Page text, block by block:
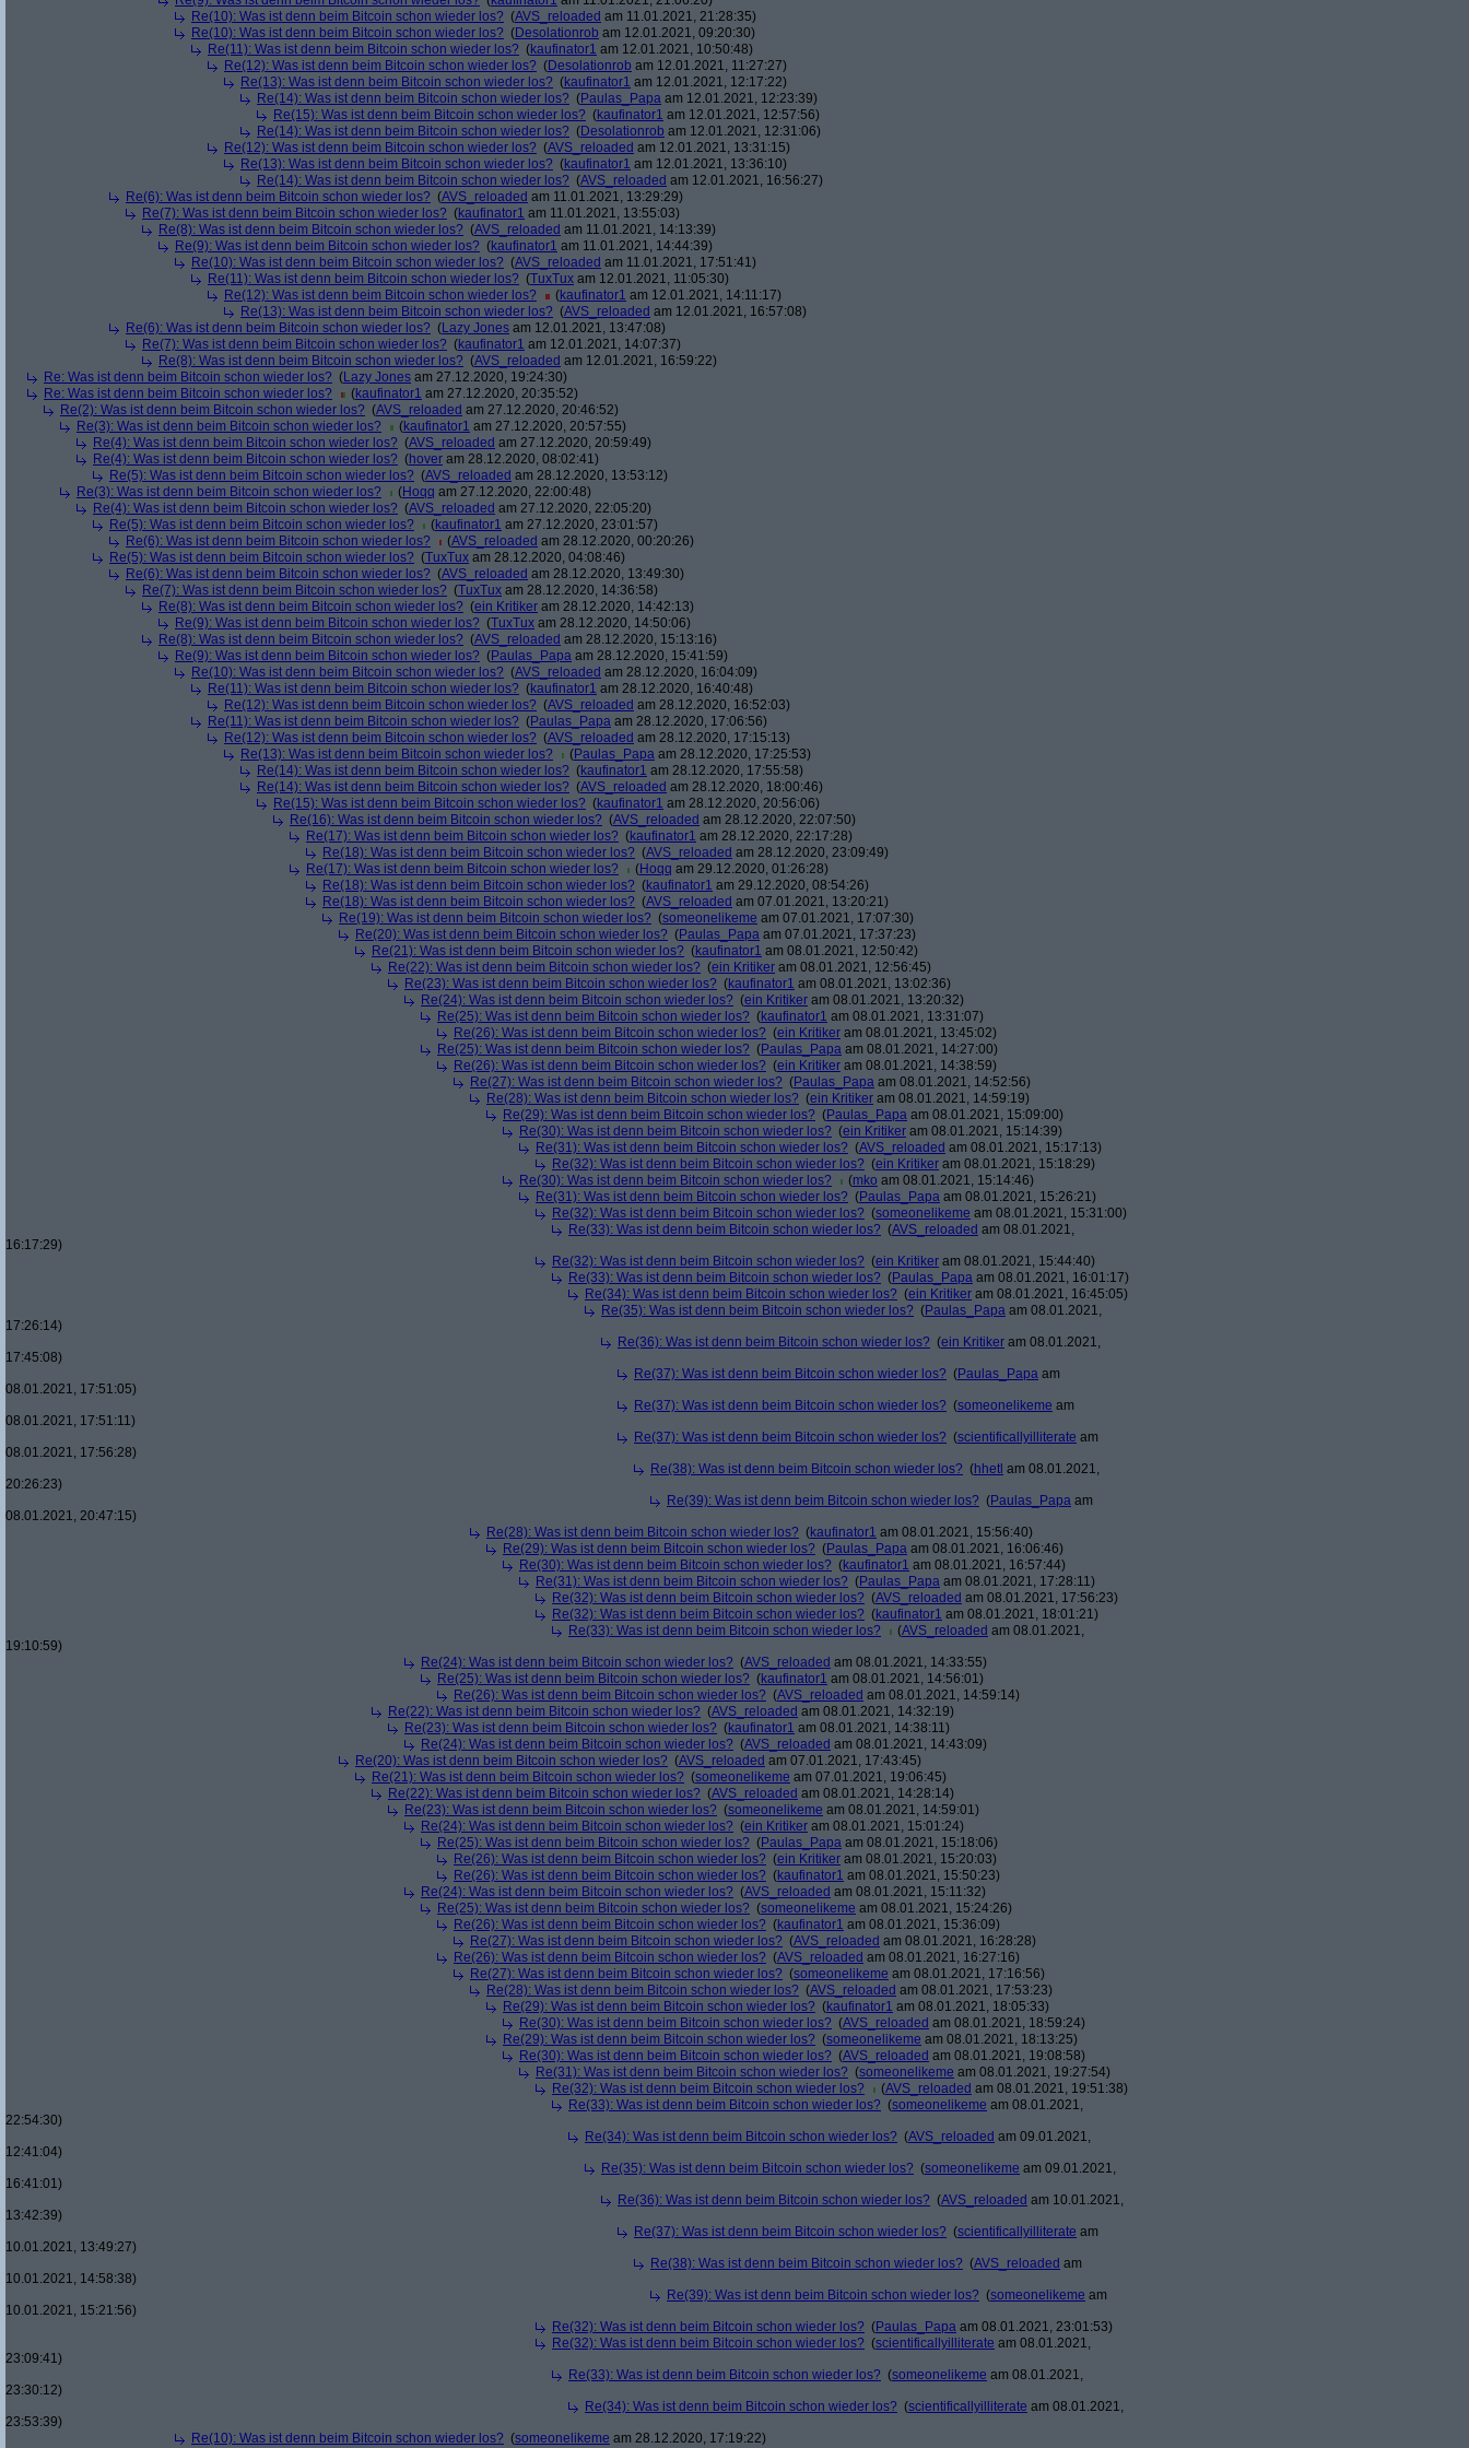
Re(10): Was ist denn beim Bitcoin schon wieder los? (AVS_reloaded am 11.01.2021, 21:28:35)
Re(10): Was ist denn beim Bitcoin schon wieder los? (Desolationrob am 12.01.2021, 09:20:30)
Re(11): Was ist denn beim Bitcoin schon wieder los? (kaufinator1 am 12.01.2021, 10:50:48)
Re(12): Was ist denn beim Bitcoin schon wieder los? (Desolationrob am 12.01.2021, 11:27:27)
Re(13): Was ist denn beim Bitcoin schon wieder los? (kaufinator1 am 12.01.2021, 12:17:22)
Re(14): Was ist denn beim Bitcoin schon wieder los? (Paulas_Papa am 12.01.2021, 12:23:39)
Re(15): Was ist denn beim Bitcoin schon wieder los? (kaufinator1 am 12.01.2021, 12:57:56)
Re(14): Was ist denn beim Bitcoin schon wieder los? (Desolationrob am 12.01.2021, 12:31:06)
Re(12): Was ist denn beim Bitcoin schon wieder los? (AVS_reloaded am 12.01.2021, 13:31:15)
Re(13): Was ist denn beim Bitcoin schon wieder los? (kaufinator1 am 12.01.2021, 13:36:10)
Re(14): Was ist denn beim Bitcoin schon wieder los? (AVS_reloaded am 12.01.2021, 16:56:27)
Re(6): Was ist denn beim Bitcoin schon wieder los? (AVS_reloaded am 11.01.2021, 13:29:29)
Re(7): Was ist denn beim Bitcoin schon wieder los? (kaufinator1 am 11.01.2021, 13:55:03)
Re(8): Was ist denn beim Bitcoin schon wieder los? (AVS_reloaded am 11.01.2021, 14:13:39)
Re(9): Was ist denn beim Bitcoin schon wieder los? (kaufinator1 am 11.01.2021, 14:44:39)
Re(10): Was ist denn beim Bitcoin schon wieder los? (AVS_reloaded am 11.01.2021, 17:51:41)
Re(11): Was ist denn beim Bitcoin schon wieder los? (TuxTux am 12.01.2021, 11:05:30)
Re(12): Was ist denn beim Bitcoin schon wieder los?
(kaufinator1 am 12.01.2021, 14:11:17)
Re(13): Was ist denn beim Bitcoin schon wieder los? (AVS_reloaded am 12.01.2021, 16:57:08)
Re(6): Was ist denn beim Bitcoin schon wieder los? (Lazy Jones am 12.01.2021, 13:47:08)
Re(7): Was ist denn beim Bitcoin schon wieder los? (kaufinator1 am 12.01.2021, 14:07:37)
Re(8): Was ist denn beim Bitcoin schon wieder los? (AVS_reloaded am 12.01.2021, 16:59:22)
Re: Was ist denn beim Bitcoin schon wieder los? (Lazy Jones am 27.12.2020, 19:24:30)
Re: Was ist denn beim Bitcoin schon wieder los?
(kaufinator1 am 27.12.2020, 20:35:52)
Re(2): Was ist denn beim Bitcoin schon wieder los? (AVS_reloaded am 27.12.2020, 20:46:52)
Re(3): Was ist denn beim Bitcoin schon wieder los?
(kaufinator1 am 27.12.2020, 20:57:55)
Re(4): Was ist denn beim Bitcoin schon wieder los? (AVS_reloaded am 27.12.2020, 20:59:49)
Re(4): Was ist denn beim Bitcoin schon wieder los? (hover am 28.12.2020, 08:02:41)
Re(5): Was ist denn beim Bitcoin schon wieder los? (AVS_reloaded am 28.12.2020, 13:53:12)
Re(3): Was ist denn beim Bitcoin schon wieder los?
(Hoqq am 27.12.2020, 22:00:48)
Re(4): Was ist denn beim Bitcoin schon wieder los? (AVS_reloaded am 27.12.2020, 22:05:20)
Re(5): Was ist denn beim Bitcoin schon wieder los?
(kaufinator1 am 27.12.2020, 23:01:57)
Re(6): Was ist denn beim Bitcoin schon wieder los?
(AVS_reloaded am 28.12.2020, 00:20:26)
Re(5): Was ist denn beim Bitcoin schon wieder los? (TuxTux am 28.12.2020, 04:08:46)
Re(6): Was ist denn beim Bitcoin schon wieder los? (AVS_reloaded am 28.12.2020, 13:49:30)
Re(7): Was ist denn beim Bitcoin schon wieder los? (TuxTux am 28.12.2020, 14:36:58)
Re(8): Was ist denn beim Bitcoin schon wieder los? (ein Kritiker am 28.12.2020, 14:42:13)
Re(9): Was ist denn beim Bitcoin schon wieder los? (TuxTux am 28.12.2020, 14:50:06)
Re(8): Was ist denn beim Bitcoin schon wieder los? (AVS_reloaded am 28.12.2020, 15:13:16)
Re(9): Was ist denn beim Bitcoin schon wieder los? (Paulas_Papa am 28.12.2020, 15:41:59)
Re(10): Was ist denn beim Bitcoin schon wieder los? (AVS_reloaded am 28.12.2020, 16:04:09)
Re(11): Was ist denn beim Bitcoin schon wieder los? (kaufinator1 am 28.12.2020, 16:40:48)
Re(12): Was ist denn beim Bitcoin schon wieder los? (AVS_reloaded am 28.12.2020, 16:52:03)
Re(11): Was ist denn beim Bitcoin schon wieder los? (Paulas_Papa am 28.12.2020, 17:06:56)
Re(12): Was ist denn beim Bitcoin schon wieder los? (AVS_reloaded am 28.12.2020, 17:15:13)
Re(13): Was ist denn beim Bitcoin schon wieder los?
(Paulas_Papa am 28.12.2020, 17:25:53)
Re(14): Was ist denn beim Bitcoin schon wieder los? (kaufinator1 am 28.12.2020, 17:55:58)
Re(14): Was ist denn beim Bitcoin schon wieder los? (AVS_reloaded am 28.12.2020, 18:00:46)
Re(15): Was ist denn beim Bitcoin schon wieder los? (kaufinator1 am 28.12.2020, 20:56:06)
Re(16): Was ist denn beim Bitcoin schon wieder los? (AVS_reloaded am 28.12.2020, 22:07:50)
Re(17): Was ist denn beim Bitcoin schon wieder los? (kaufinator1 am 28.12.2020, 22:17:28)
Re(18): Was ist denn beim Bitcoin schon wieder los? (AVS_reloaded am 28.12.2020, 23:09:49)
Re(17): Was ist denn beim Bitcoin schon wieder los?
(Hoqq am 29.12.2020, 01:26:28)
Re(18): Was ist denn beim Bitcoin schon wieder los? (kaufinator1 am 29.12.2020, 08:54:26)
Re(18): Was ist denn beim Bitcoin schon wieder los? (AVS_reloaded am 07.01.2021, 13:20:21)
Re(19): Was ist denn beim Bitcoin schon wieder los? (someonelikeme am 07.01.2021, 17:07:30)
Re(20): Was ist denn beim Bitcoin schon wieder los? (Paulas_Papa am 07.01.2021, 17:37:23)
Re(21): Was ist denn beim Bitcoin schon wieder los? (kaufinator1 am 08.01.2021, 12:50:42)
Re(22): Was ist denn beim Bitcoin schon wieder los? (ein Kritiker am 08.01.2021, 12:56:45)
Re(23): Was ist denn beim Bitcoin schon wieder los? (kaufinator1 am 08.01.2021, 13:02:36)
Re(24): Was ist denn beim Bitcoin schon wieder los? (ein Kritiker am 08.01.2021, 13:20:32)
Re(25): Was ist denn beim Bitcoin schon wieder los? (kaufinator1 am 08.01.2021, 13:31:07)
Re(26): Was ist denn beim Bitcoin schon wieder los? (ein Kritiker am 08.01.2021, 13:45:02)
Re(25): Was ist denn beim Bitcoin schon wieder los? (Paulas_Papa am 08.01.2021, 14:27:00)
Re(26): Was ist denn beim Bitcoin schon wieder los? (ein Kritiker am 08.01.2021, 14:38:59)
Re(27): Was ist denn beim Bitcoin schon wieder los? (Paulas_Papa am 08.01.2021, 14:52:56)
Re(28): Was ist denn beim Bitcoin schon wieder los? (ein Kritiker am 08.01.2021, 14:59:19)
Re(29): Was ist denn beim Bitcoin schon wieder los? (Paulas_Papa am 08.01.2021, 15:09:00)
Re(30): Was ist denn beim Bitcoin schon wieder los? (ein Kritiker am 08.01.2021, 15:14:39)
Re(31): Was ist denn beim Bitcoin schon wieder los? (AVS_reloaded am 08.01.2021, 15:17:13)
Re(32): Was ist denn beim Bitcoin schon wieder los? (ein Kritiker am 08.01.2021, 15:18:29)
Re(30): Was ist denn beim Bitcoin schon wieder los?
(mko am 08.01.2021, 15:14:46)
Re(31): Was ist denn beim Bitcoin schon wieder los? (Paulas_Papa am 08.01.2021, 15:26:21)
Re(32): Was ist denn beim Bitcoin schon wieder los? (someonelikeme am 08.01.2021, 15:31:00)
Re(33): Was ist denn beim Bitcoin schon wieder los? (AVS_reloaded am 08.01.2021,
16:17:29)
Re(32): Was ist denn beim Bitcoin schon wieder los? (ein Kritiker am 08.01.2021, 15:44:40)
Re(33): Was ist denn beim Bitcoin schon wieder los? (Paulas_Papa am 08.01.2021, 16:01:17)
Re(34): Was ist denn beim Bitcoin schon wieder los? (ein Kritiker am 08.01.2021, 16:45:05)
Re(35): Was ist denn beim Bitcoin schon wieder los? (Paulas_Papa am 08.01.2021,
17:26:14)
Re(36): Was ist denn beim Bitcoin schon wieder los? (ein Kritiker am 08.01.2021,
17:45:08)
Re(37): Was ist denn beim Bitcoin schon wieder los? (Paulas_Papa am
08.01.2021, 17:51:05)
Re(37): Was ist denn beim Bitcoin schon wieder los? (someonelikeme am
08.01.2021, 17:51:11)
Re(37): Was ist denn beim Bitcoin schon wieder los? (scientificallyilliterate am
08.01.2021, 17:56:28)
Re(38): Was ist denn beim Bitcoin schon wieder los? (hhetl am 08.01.2021,
20:26:23)
Re(39): Was ist denn beim Bitcoin schon wieder los? (Paulas_Papa am
08.01.2021, 20:47:15)
Re(28): Was ist denn beim Bitcoin schon wieder los? (kaufinator1 am 08.01.2021, 15:56:40)
Re(29): Was ist denn beim Bitcoin schon wieder los? (Paulas_Papa am 08.01.2021, 16:06:46)
Re(30): Was ist denn beim Bitcoin schon wieder los? (kaufinator1 am 08.01.2021, 16:57:44)
Re(31): Was ist denn beim Bitcoin schon wieder los? (Paulas_Papa am 08.01.2021, 17:28:11)
Re(32): Was ist denn beim Bitcoin schon wieder los? (AVS_reloaded am 08.01.2021, 17:56:23)
Re(32): Was ist denn beim Bitcoin schon wieder los? (kaufinator1 am 08.01.2021, 18:01:21)
Re(33): Was ist denn beim Bitcoin schon wieder los?
(AVS_reloaded am 08.01.2021,
19:10:59)
Re(24): Was ist denn beim Bitcoin schon wieder los? (AVS_reloaded am 08.01.2021, 14:33:55)
Re(25): Was ist denn beim Bitcoin schon wieder los? (kaufinator1 am 08.01.2021, 14:56:01)
Re(26): Was ist denn beim Bitcoin schon wieder los? (AVS_reloaded am 08.01.2021, 14:59:14)
Re(22): Was ist denn beim Bitcoin schon wieder los? (AVS_reloaded am 08.01.2021, 14:32:19)
Re(23): Was ist denn beim Bitcoin schon wieder los? (kaufinator1 am 08.01.2021, 14:38:11)
Re(24): Was ist denn beim Bitcoin schon wieder los? (AVS_reloaded am 08.01.2021, 14:43:09)
Re(20): Was ist denn beim Bitcoin schon wieder los? (AVS_reloaded am 07.01.2021, 17:43:45)
Re(21): Was ist denn beim Bitcoin schon wieder los? (someonelikeme am 07.01.2021, 19:06:45)
Re(22): Was ist denn beim Bitcoin schon wieder los? (AVS_reloaded am 08.01.2021, 14:28:14)
Re(23): Was ist denn beim Bitcoin schon wieder los? (someonelikeme am 08.01.2021, 14:59:01)
Re(24): Was ist denn beim Bitcoin schon wieder los? (ein Kritiker am 08.01.2021, 15:01:24)
Re(25): Was ist denn beim Bitcoin schon wieder los? (Paulas_Papa am 08.01.2021, 15:18:06)
Re(26): Was ist denn beim Bitcoin schon wieder los? (ein Kritiker am 08.01.2021, 15:20:03)
Re(26): Was ist denn beim Bitcoin schon wieder los? (kaufinator1 am 08.01.2021, 15:50:23)
Re(24): Was ist denn beim Bitcoin schon wieder los? (AVS_reloaded am 08.01.2021, 15:11:32)
Re(25): Was ist denn beim Bitcoin schon wieder los? (someonelikeme am 08.01.2021, 15:24:26)
Re(26): Was ist denn beim Bitcoin schon wieder los? (kaufinator1 am 08.01.2021, 15:36:09)
Re(27): Was ist denn beim Bitcoin schon wieder los? (AVS_reloaded am 08.01.2021, 16:28:28)
Re(26): Was ist denn beim Bitcoin schon wieder los? (AVS_reloaded am 08.01.2021, 16:27:16)
Re(27): Was ist denn beim Bitcoin schon wieder los? (someonelikeme am 08.01.2021, 17:16:56)
Re(28): Was ist denn beim Bitcoin schon wieder los? (AVS_reloaded am 08.01.2021, 17:53:23)
Re(29): Was ist denn beim Bitcoin schon wieder los? (kaufinator1 am 08.01.2021, 18:05:33)
Re(30): Was ist denn beim Bitcoin schon wieder los? (AVS_reloaded am 08.01.2021, 18:59:24)
Re(29): Was ist denn beim Bitcoin schon wieder los? (someonelikeme am 08.01.2021, 18:13:25)
Re(30): Was ist denn beim Bitcoin schon wieder los? (AVS_reloaded am 08.01.2021, 19:08:58)
Re(31): Was ist denn beim Bitcoin schon wieder los? (someonelikeme am 08.01.2021, 19:27:54)
Re(32): Was ist denn beim Bitcoin schon wieder los?
(AVS_reloaded am 08.01.2021, 19:51:38)
Re(33): Was ist denn beim Bitcoin schon wieder los? (someonelikeme am 08.01.2021,
22:54:30)
Re(34): Was ist denn beim Bitcoin schon wieder los? (AVS_reloaded am 09.01.2021,
12:41:04)
Re(35): Was ist denn beim Bitcoin schon wieder los? (someonelikeme am 09.01.2021,
16:41:01)
Re(36): Was ist denn beim Bitcoin schon wieder los? (AVS_reloaded am 10.01.2021,
13:42:39)
Re(37): Was ist denn beim Bitcoin schon wieder los? (scientificallyilliterate am
10.01.2021, 13:49:27)
Re(38): Was ist denn beim Bitcoin schon wieder los? (AVS_reloaded am
10.01.2021, 14:58:38)
Re(39): Was ist denn beim Bitcoin schon wieder los? (someonelikeme am
10.01.2021, 15:21:56)
Re(32): Was ist denn beim Bitcoin schon wieder los? (Paulas_Papa am 08.01.2021, 23:01:53)
Re(32): Was ist denn beim Bitcoin schon wieder los? (scientificallyilliterate am 08.01.2021,
23:09:41)
Re(33): Was ist denn beim Bitcoin schon wieder los? (someonelikeme am 08.01.2021,
23:30:12)
Re(34): Was ist denn beim Bitcoin schon wieder los? (scientificallyilliterate am 08.01.2021,
23:53:39)
Re(10): Was ist denn beim Bitcoin schon wieder los? (someonelikeme am 28.12.2020, 17:19:22)